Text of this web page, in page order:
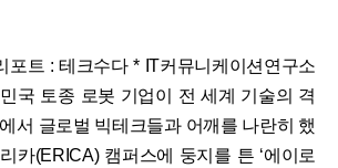
포트 : 테크수다 * IT커뮤니케이션연구소
국 토종 로봇 기업이 전 세계 기술의 격
서 글로벌 빅테크들과 어깨를 나란히 했
카(ERICA) 캠퍼스에 둥지를 튼 ‘에이로